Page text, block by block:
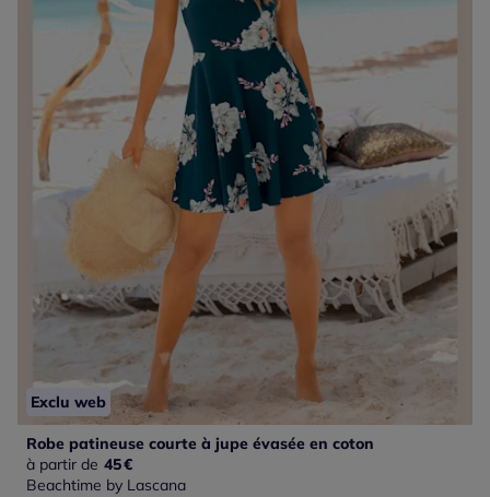
Exclu web
Robe patineuse courte à jupe évasée en coton
à partir de 45€
Beachtime by Lascana